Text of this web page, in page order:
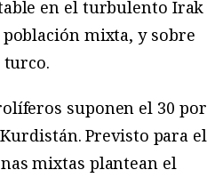
en el turbulento Irak
mixta, y sobre
turco.
suponen el 30 por
Previsto para el
mixtas plantean el